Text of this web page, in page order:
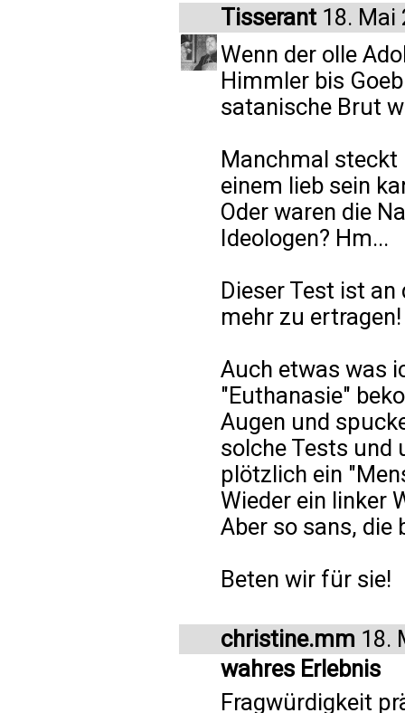
Tisserant18. Mai
Wenn der olle
Himmler bis
satanische Brut
Manchmal steckt
einem lieb sein
Oder waren die
Ideologen? Hm...
Dieser Test ist
mehr zu ertragen!
Auch etwas was
"Euthanasie"
Augen und
solche Tests und
plötzlich ein
Wieder ein linker
Aber so sans, die
Beten wir für sie!
christine.mm 18.
wahres Erlebnis
Fragwürdigkeit